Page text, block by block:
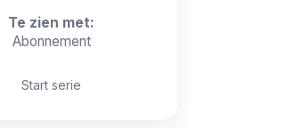
Te zien met:
Abonnement
Start serie